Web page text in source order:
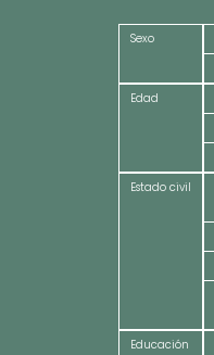
Sexo
Edad
Estado civil
Educación